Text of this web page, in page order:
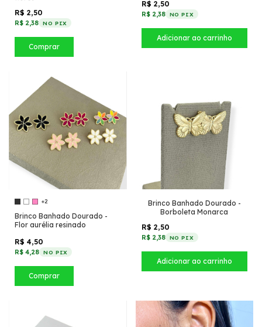
R$ 2,50
R$ 2,38 NO PIX
Comprar
R$ 2,50
R$ 2,38 NO PIX
+2
Brinco Banhado Dourado -
Flor aurélia resinado
R$ 4,50
R$ 4,28 NO PIX
Comprar
Brinco Banhado Dourado -
Borboleta Monarca
R$ 2,50
R$ 2,38 NO PIX